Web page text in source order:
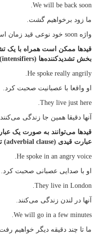
We will be back soon.
ما زود برخواهیم گشت.
واژه soon خود نوعی قید زمان است.
قیدها ممکن است همراه با یک
بخش تشدیدکننده‌ها (intensifiers) مراجعه کنید.)
He spoke really angrily.
او واقعا با عصبانیت صحبت کرد.
They live just here.
آنها دقیقا همین جا زندگی می‌کنند.
قیدها می‌توانند به صورت یک
عبارت قیدی (adverbial clause) تشکیل می‌شود.
He spoke in an angry voice.
او با صدایی عصبانی صحبت کرد.
They live in London.
آنها در لندن زندگی می‌کنند.
We will go in a few minutes.
ما تا چند دقیقه دیگر خواهیم رفت.